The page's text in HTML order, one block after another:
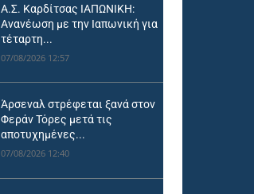
Α.Σ. Καρδίτσας ΙΑΠΩΝΙΚΗ:
Ανανέωση με την Ιαπωνική για
τέταρτη...
07/08/2026 12:57
Άρσεναλ στρέφεται ξανά στον
Φεράν Τόρες μετά τις
αποτυχημένες...
07/08/2026 12:40